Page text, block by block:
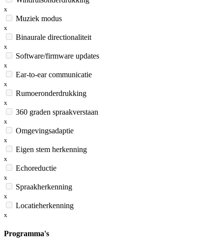
x
Muziek modus
x
Binaurale directionaliteit
x
Software/firmware updates
x
Ear-to-ear communicatie
x
Rumoeronderdrukking
x
360 graden spraakverstaan
x
Omgevingsadaptie
x
Eigen stem herkenning
x
Echoreductie
x
Spraakherkenning
x
Locatieherkenning
x
Programma's